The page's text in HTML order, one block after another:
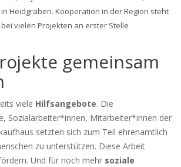
Heidgraben. Kooperation in der Region steht
vielen Projekten an erster Stelle
gemeinsam
viele Hilfsangebote. Die
Sozialarbeiter*innen, Mitarbeiter*innen der
setzten sich zum Teil ehrenamtlich
zu unterstützen. Diese Arbeit
Und für noch mehr soziale